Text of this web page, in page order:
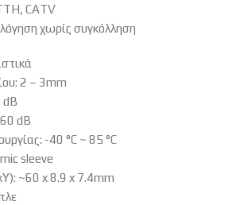
CATV
χωρίς συγκόλληση
2 – 3mm
dB
dB
-40 °C ~ 85 °C
sleeve
~60 x 8.9 x 7.4mm